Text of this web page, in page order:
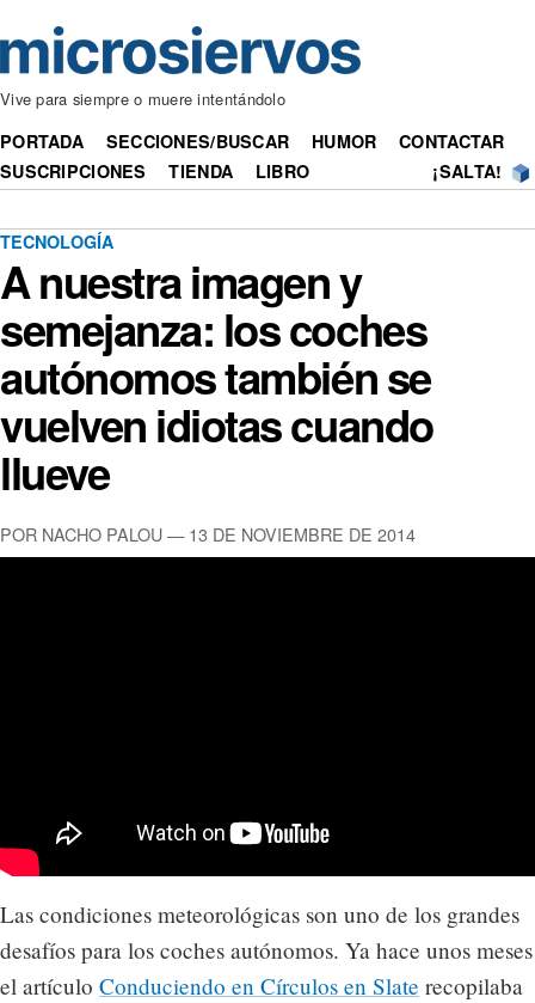
Vive para siempre o muere intentándolo
PORTADA SECCIONES/BUSCAR HUMOR
CONTACTAR
SUSCRIPCIONES
TIENDA LIBRO ¡SALTA!
TECNOLOGÍA
A nuestra imagen y
semejanza: los coches
autónomos también se
vuelven idiotas cuando
llueve
POR NACHO PALOU — 13 DE NOVIEMBRE DE 2014
Las condiciones meteorológicas son uno de los grandes
desafíos para los coches autónomos. Ya hace unos meses
el artículo Conduciendo en Círculos en Slate recopilaba